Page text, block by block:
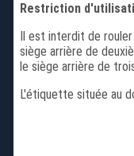
Restriction
Il est interdit de
siège arrière de
le siège arrière de
L'étiquette située au